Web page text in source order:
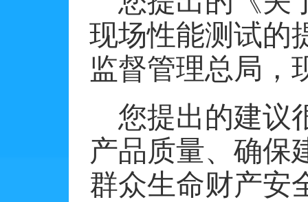
现场性能测试的
监督管理总局，
您提出的建议
产品质量、确保
群众生命财产安